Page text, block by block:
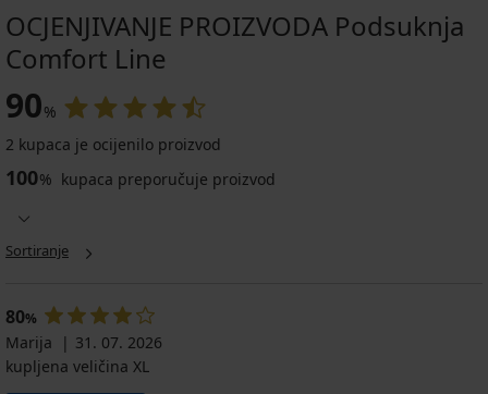
OCJENJIVANJE PROIZVODA Podsuknja
Comfort Line
90%
2 kupaca je ocijenilo proizvod
100% kupaca preporučuje proizvod
Sortiranje
80%
Marija
31. 07. 2026
kupljena veličina XL